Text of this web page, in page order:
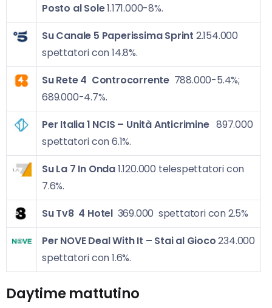
Posto al Sole1.171.000-8%.
Su Canale 5 Paperissima Sprint 2.154.000
spettatori con 14.8%.
Su Rete 4 Controcorrente 788.000-5.4%;
689.000-4.7%.
Per Italia 1 NCIS – Unità Anticrimine 897.000
spettatori con 6.1%.
Su La 7 In Onda1.120.000 telespettatori con
7.6%.
Su Tv8 4 Hotel 369.000 spettatori con 2.5%
Per NOVEDeal With It – Stai al Gioco234.000
spettatori con 1.6%.
Daytime mattutino